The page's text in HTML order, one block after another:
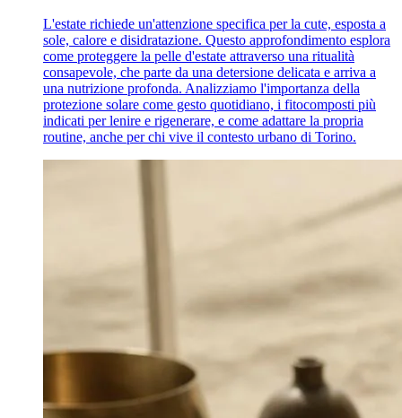
L'estate richiede un'attenzione specifica per la cute, esposta a
sole, calore e disidratazione. Questo approfondimento esplora
come proteggere la pelle d'estate attraverso una ritualità
consapevole, che parte da una detersione delicata e arriva a
una nutrizione profonda. Analizziamo l'importanza della
protezione solare come gesto quotidiano, i fitocomposti più
indicati per lenire e rigenerare, e come adattare la propria
routine, anche per chi vive il contesto urbano di Torino.